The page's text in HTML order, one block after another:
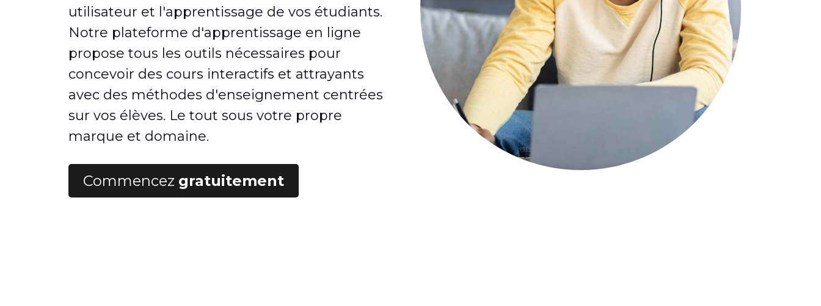
utilisateur et l'apprentissage de vos étudiants.
Notre plateforme d'apprentissage en ligne
propose tous les outils nécessaires pour
concevoir des cours interactifs et attrayants
avec des méthodes d'enseignement centrées
sur vos élèves. Le tout sous votre propre
marque et domaine.
Commencez gratuitement